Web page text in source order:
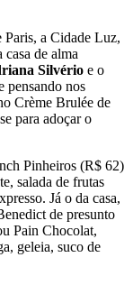
Paris, a Cidade Luz,
casa de alma
Silvério e o
pensando nos
Crème Brulée de
para adoçar o
Pinheiros (R$ 62)
salada de frutas
Já o da casa,
de presunto
Pain Chocolat,
geleia, suco de